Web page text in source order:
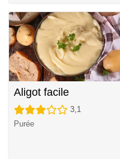
Aligot facile
3,1
Purée